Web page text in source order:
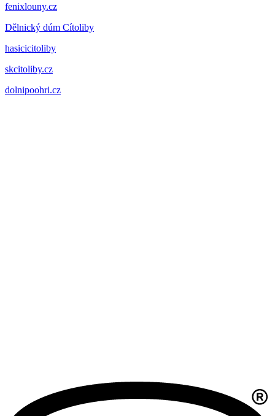
fenixlouny.cz
Dělnický dúm Cítoliby
hasicicitoliby
skcitoliby.cz
dolnipoohri.cz